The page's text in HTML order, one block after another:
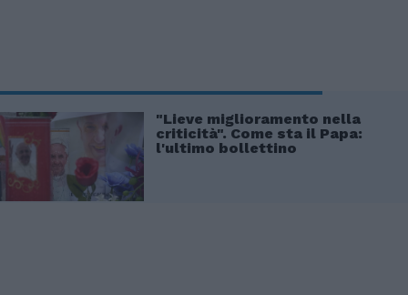
"Lieve miglioramento nella
criticità". Come sta il Papa:
l'ultimo bollettino